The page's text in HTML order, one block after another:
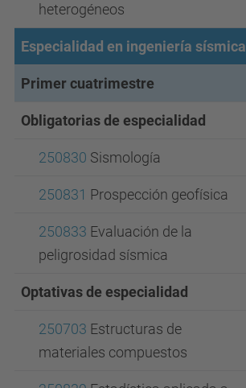
heterogéneos
Especialidad en ingeniería sísmica
Primer cuatrimestre
Obligatorias de especialidad
250830 Sismología
250831 Prospección geofísica
250833 Evaluación de la
peligrosidad sísmica
Optativas de especialidad
250703 Estructuras de
materiales compuestos